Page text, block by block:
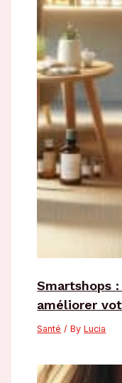
Smartshops
améliorer
Santé / ByLucia